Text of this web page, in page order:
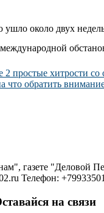
около двух
простые хитрости со
что обратить
газете "Деловой
Телефон:
на связи